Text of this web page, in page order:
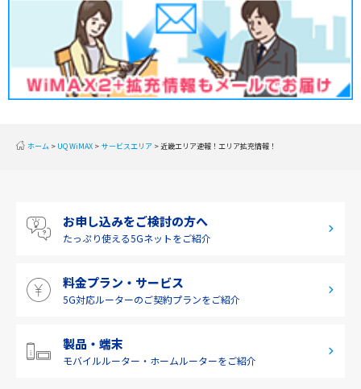
甲信越
北陸
九州・沖縄
ホーム UQ WiMAX サービスエリア 近畿エリア速報！エリア拡充情報！
お申し込みをご検討の方へ
たっぷり使える5Gネットをご紹介
料金プラン・サービス
5G対応ルーターのご契約プランをご紹介
製品・端末
モバイルルーター・ ホームルーターをご紹介